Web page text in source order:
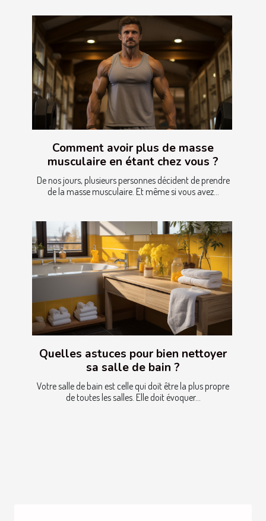
Comment avoir plus de masse
musculaire en étant chez vous ?
De nos jours, plusieurs personnes décident de prendre
de la masse musculaire. Et même si vous avez...
Quelles astuces pour bien nettoyer
sa salle de bain ?
Votre salle de bain est celle qui doit être la plus propre
de toutes les salles. Elle doit évoquer...